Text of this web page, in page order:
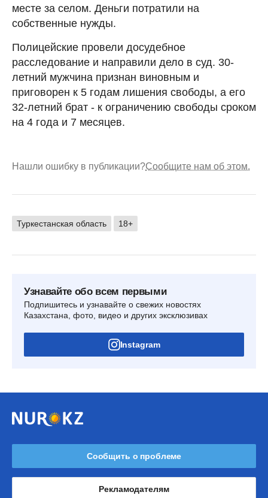
месте за селом. Деньги потратили на
собственные нужды.
Полицейские провели досудебное
расследование и направили дело в суд. 30-
летний мужчина признан виновным и
приговорен к 5 годам лишения свободы, а его
32-летний брат - к ограничению свободы сроком
на 4 года и 7 месяцев.
Нашли ошибку в публикации?Сообщите нам об этом.
Туркестанская область 18+
Узнавайте обо всем первыми
Подпишитесь и узнавайте о свежих новостях
Казахстана, фото, видео и других эксклюзивах
Instagram
Сообщить о проблеме
Рекламодателям